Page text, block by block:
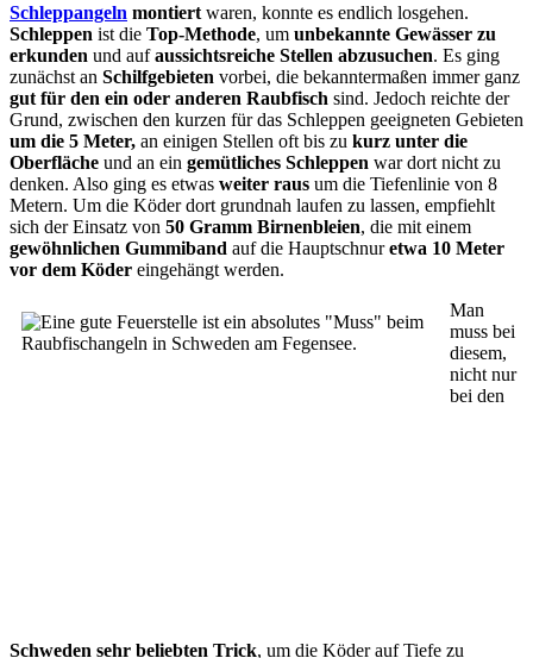
Schleppangeln montiert waren, konnte es endlich losgehen.
Schleppen ist die Top-Methode, um unbekannte Gewässer zu
erkunden und aufaussichtsreiche Stellen abzusuchen. Es ging
zunächst an Schilfgebieten vorbei, die bekanntermaßen immer ganz
gut für den ein oder anderen Raubfisch sind. Jedoch reichte der
Grund, zwischen den kurzen für das Schleppen geeigneten Gebieten
um die 5 Meter, an einigen Stellen oft bis zu kurz unter die
Oberfläche und an ein gemütliches Schleppen war dort nicht zu
denken. Also ging es etwas weiter raus um die Tiefenlinie von 8
Metern. Um die Köder dort grundnah laufen zu lassen, empfiehlt
sich der Einsatz von 50 Gramm Birnenbleien, die mit einem
gewöhnlichen Gummiband auf die Hauptschnuretwa 10 Meter
vor dem Köder eingehängt werden.
Man
muss bei
diesem,
nicht nur
bei den
Schweden sehr beliebten Trick, um die Köder auf Tiefe zu